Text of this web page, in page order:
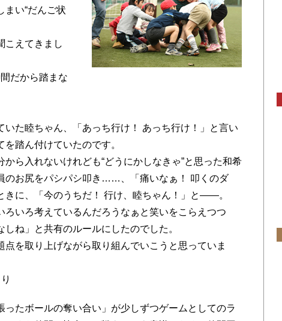
まい“だんご状
こえてきまし
だから踏まな
いた睦ちゃん、「あっち行け！ あっち行け！」と言い
踏ん付けていたのです。
ら入れないけれども“どうにかしなきゃ”と思った和希
のお尻をパシパシ叩き……、「痛いなぁ！ 叩くのダ
きに、「今のうちだ！ 行け、睦ちゃん！」と――。
いろ考えているんだろうなぁと笑いをこらえつつ
ね」と共有のルールにしたのでした。
を取り上げながら取り組んでいこうと思っていま
たボールの奪い合い」が少しずつゲームとしてのラ